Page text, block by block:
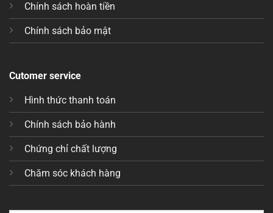
Chính sách hoàn tiền
Chính sách bảo mật
Cutomer service
Hình thức thanh toán
Chính sách bảo hành
Chứng chỉ chất lượng
Chăm sóc khách hàng